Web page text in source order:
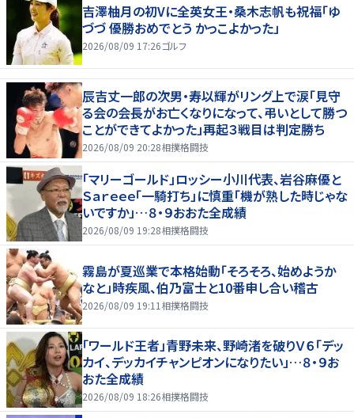
吉澤柚月の初Vに全英女王・桑木志帆も祝福「ゆ
づづ 優勝おめでとう かっこよかった」
2026/08/09 17:26ゴルフ
辰吉丈一郎の次男・寿以輝がリング上で涙「見守
る会の会長がお亡くなりになって、弔いとして勝つ
ことができてよかった」再起３戦目は判定勝ち
2026/08/09 20:28相撲格闘技
「マリーゴールド」ロッシー小川代表、岩谷麻優と
Ｓａｒｅｅｅ「一騎打ち」に慎重「機が熟した時じゃな
いですか」…８・９おおた全成績
2026/08/09 19:28相撲格闘技
霧島が夏巡業で本格始動「そろそろ、始めようか
なと」時疾風、伯乃富士と10番申し合い稽古
2026/08/09 19:11 相撲格闘技
「ワールド王者」青野未来、野崎渚を破りＶ６「デッ
カイ、デッカイチャンピオンになりたい」…８・９お
おた全成績
2026/08/09 18:26相撲格闘技